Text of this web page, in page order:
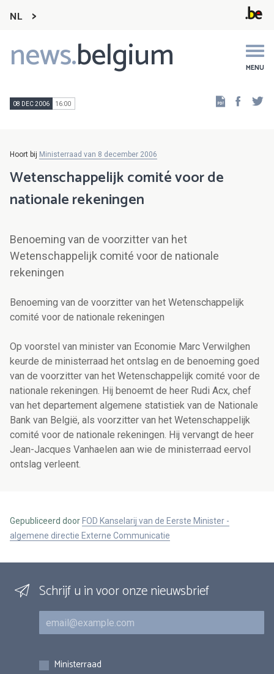
NL
news.belgium MENU
Main
navigation
08 DEC 2006 16:00
Hoort bij Ministerraad van 8 december 2006
Wetenschappelijk comité voor de
nationale rekeningen
Benoeming van de voorzitter van het
Wetenschappelijk comité voor de nationale
rekeningen
Benoeming van de voorzitter van het Wetenschappelijk
comité voor de nationale rekeningen
Op voorstel van minister van Economie Marc Verwilghen
keurde de ministerraad het ontslag en de benoeming goed
van de voorzitter van het Wetenschappelijk comité voor de
nationale rekeningen. Hij benoemt de heer Rudi Acx, chef
van het departement algemene statistiek van de Nationale
Bank van België, als voorzitter van het Wetenschappelijk
comité voor de nationale rekeningen. Hij vervangt de heer
Jean-Jacques Vanhaelen aan wie de ministerraad eervol
ontslag verleent.
Gepubliceerd door FOD Kanselarij van de Eerste Minister -
algemene directie Externe Communicatie
Schrijf u in voor onze nieuwsbrief
E-mail
Inschrijvingen
Ministerraad